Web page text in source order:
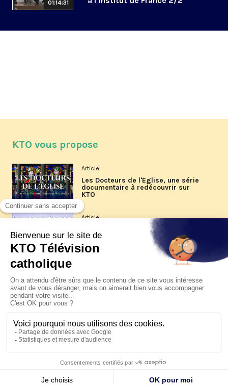
01:14:31
KTO vous propose
Article
Les Docteurs de l'Église, une série
documentaire à redécouvrir sur
KTO
Article
Les reportages d'été 2026 de KTO
La visite pastorale du pape Léon
XIV à Assise à suivre sur KTO le
jeudi 6 août
Le pape en Uruguay, Argentine et
Pérou du 6 au 17 novembre 2026
© KTO 2026 — Mentions légales